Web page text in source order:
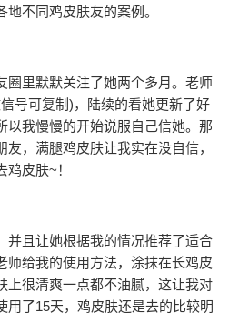
不同鸡皮肤友的案例。
圈里默默关注了她两个多月。老师
号可复制)，陆续的看她更新了好
以我慢慢的开始说服自己信她。那
，满腿鸡皮肤让我实在没自信，
皮肤~！
并且让她根据我的情况推荐了适合
师给我的使用方法，涂抹在长鸡皮
上很清爽一点都不油腻，这让我对
用了15天，鸡皮肤还是去的比较明